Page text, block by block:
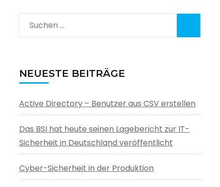
Suchen
nach:
NEUESTE BEITRÄGE
Active Directory – Benutzer aus CSV erstellen
Das BSI hat heute seinen Lagebericht zur IT-
Sicherheit in Deutschland veröffentlicht
Cyber-Sicherheit in der Produktion